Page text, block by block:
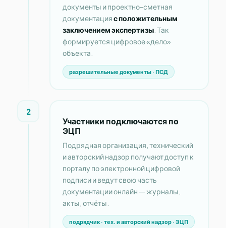
документы и проектно-сметная
документацияс положительным
заключением экспертизы. Так
формируется цифровое «дело»
объекта.
разрешительные документы · ПСД
2
Участники подключаются по
ЭЦП
Подрядная организация, технический
и авторский надзор получают доступ к
порталу по электронной цифровой
подписи и ведут свою часть
документации онлайн — журналы,
акты, отчёты.
подрядчик · тех. и авторский надзор · ЭЦП